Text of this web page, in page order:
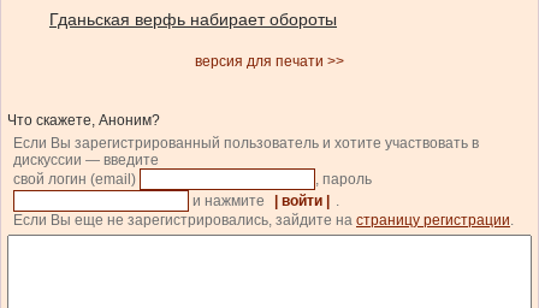
Гданьская верфь набирает обороты
версия для печати >>
Что скажете, Аноним?
Если Вы зарегистрированный пользователь и хотите участвовать в
дискуссии — введите
свой логин (email)
, пароль
и нажмите
| войти |
.
Если Вы еще не зарегистрировались, зайдите на страницу регистрации.